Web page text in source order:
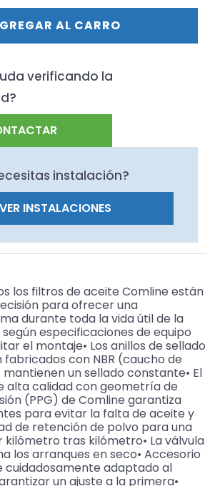
AL CARRO
verificando la
instalación?
VER INSTALACIONES
los filtros de aceite Comline están
para ofrecer una
durante toda la vida útil de la
según especificaciones de equipo
el montaje• Los anillos de sellado
con NBR (caucho de
un sellado constante• El
alta calidad con geometría de
(PPG) de Comline garantiza
para evitar la falta de aceite y
de retención de polvo para una
tras kilómetro• La válvula
los arranques en seco• Accesorio
cuidadosamente adaptado al
un ajuste a la primera•